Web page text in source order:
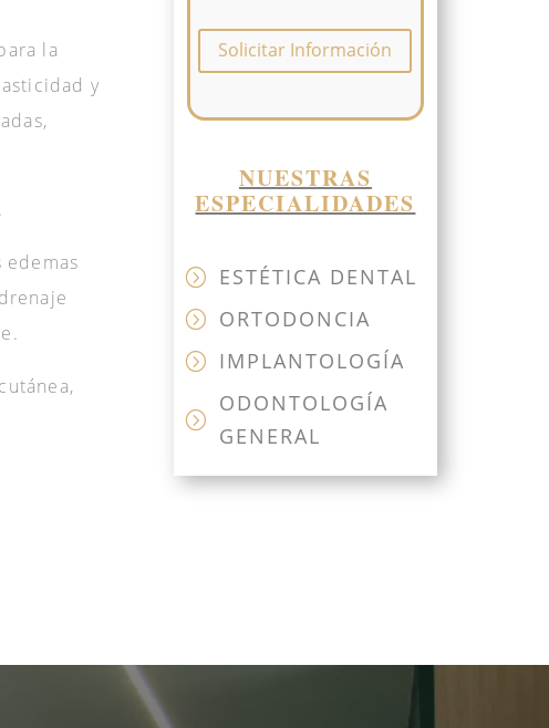
la
y
Solicitar Información
NUESTRAS
ESPECIALIDADES
= ESTÉTICA DENTAL
= ORTODONCIA
= IMPLANTOLOGÍA
=
ODONTOLOGÍA
GENERAL